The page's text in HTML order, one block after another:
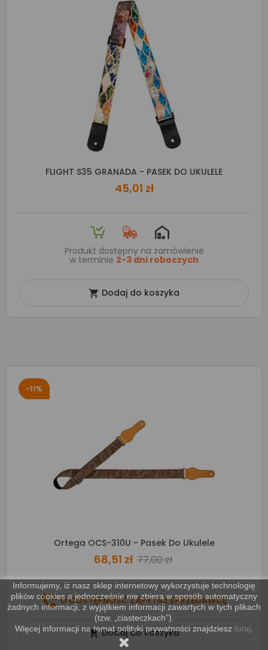
Informujemy, iż nasz sklep internetowy wykorzystuje technologię
plików cookies a jednocześnie nie zbiera w sposób automatyczny
żadnych informacji, z wyjątkiem informacji zawartych w tych plikach
(tzw. „ciasteczkach”).
Więcej informacji na temat polityki prywatności znajdziesz tutaj
FLIGHT S35 GRANADA - PASEK DO UKULELE
45,01 zł
Produkt dostępny na zamówienie
w terminie 2-3 dni roboczych
 Dodaj do koszyka
-11%
Ortega OCS-310U - Pasek Do Ukulele
68,51 zł 77,00 zł
O DOSTĘPNOŚĆ ZAPYTAJ SPRZEDAWCĘ
 Dodaj do koszyka